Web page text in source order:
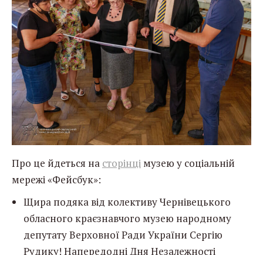
Про це йдеться на сторінці музею у соціальній
мережі «Фейсбук»:
Щира подяка від колективу Чернівецького
обласного краєзнавчого музею народному
депутату Верховної Ради України Сергію
Рудику! Напередодні Дня Незалежності